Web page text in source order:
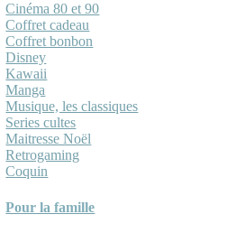
Cinéma 80 et 90
Coffret cadeau
Coffret bonbon
Disney
Kawaii
Manga
Musique, les classiques
Series cultes
Maitresse Noël
Retrogaming
Coquin
Pour la famille